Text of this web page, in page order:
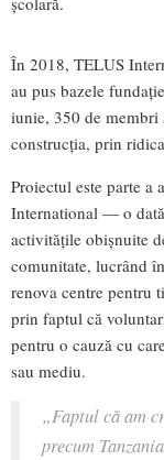
În 2018, TELUS
au pus bazele
iunie, 350 de membri
construcția, prin
Proiectul este parte a
International — o
activitățile obișnuite
comunitate, lucrând
renova centre pentru
prin faptul că
pentru o cauză cu
sau mediu.
„Faptul că am
precum